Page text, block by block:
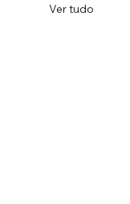
Ver tudo